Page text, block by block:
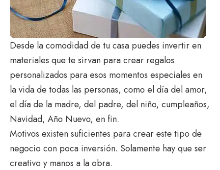
Desde la comodidad de tu casa puedes invertir en
materiales que te sirvan para crear regalos
personalizados para esos momentos especiales en
la vida de todas las personas, como el día del amor,
el día de la madre, del padre, del niño, cumpleaños,
Navidad, Año Nuevo, en fin.
Motivos existen suficientes para crear este tipo de
negocio con poca inversión. Solamente hay que ser
creativo y manos a la obra.